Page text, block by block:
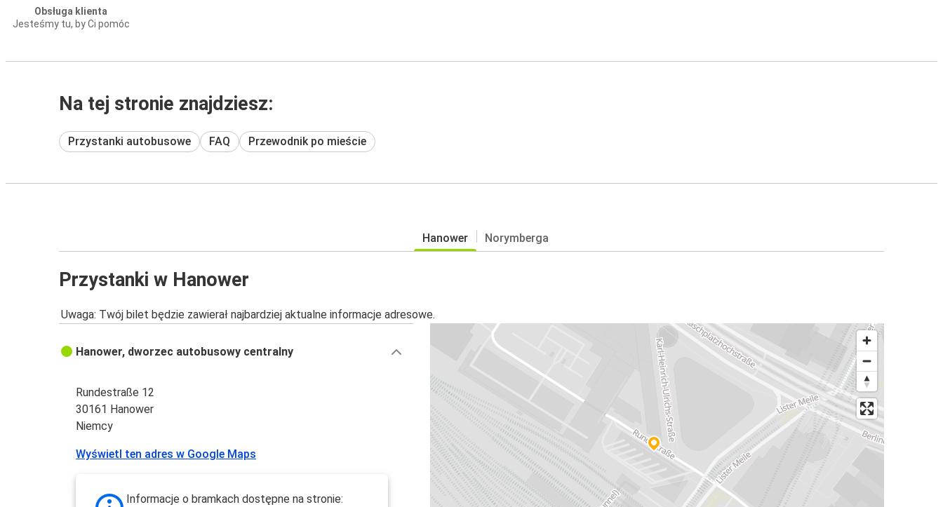
Obsługa klienta
Jesteśmy tu, by Ci pomóc
Na tej stronie znajdziesz:
Przystanki autobusowe FAQ Przewodnik po mieście
Hanower Norymberga
Przystanki w Hanower
Uwaga: Twój bilet będzie zawierał najbardziej aktualne informacje adresowe.
Hanower, dworzec autobusowy centralny
Rundestraße 12
30161 Hanower
Niemcy
Wyświetl ten adres w Google Maps
Informacje o bramkach dostępne na stronie: